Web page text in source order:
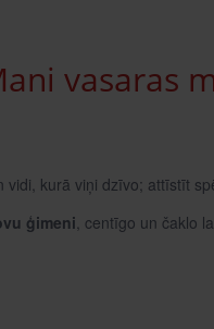
vasaras
kurā viņi dzīvo; attīstīt
ģimeni, centīgo un čaklo